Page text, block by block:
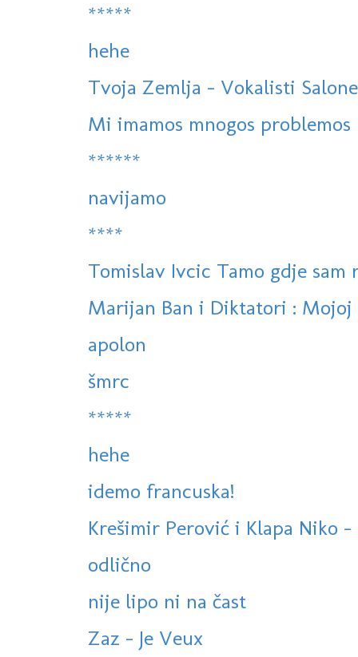
*****
hehe
Tvoja Zemlja - Vokalisti Salone
Mi imamos mnogos problemos
******
navijamo
****
Tomislav Ivcic Tamo gdje sam
Marijan Ban i Diktatori :
apolon
šmrc
*****
hehe
idemo francuska!
Krešimir Perović i Klapa Niko
odlično
nije lipo ni na čast
Zaz - Je Veux